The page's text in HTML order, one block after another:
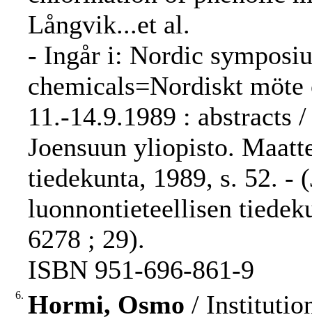
Långvik...et al.
- Ingår i: Nordic
chemicals=Nordiskt
11.-14.9.1989 : abstracts
Joensuun yliopisto.
tiedekunta, 1989, s. 52. -
luonnontieteellisen
6278 ; 29).
ISBN 951-696-861-9
6. Hormi, Osmo /